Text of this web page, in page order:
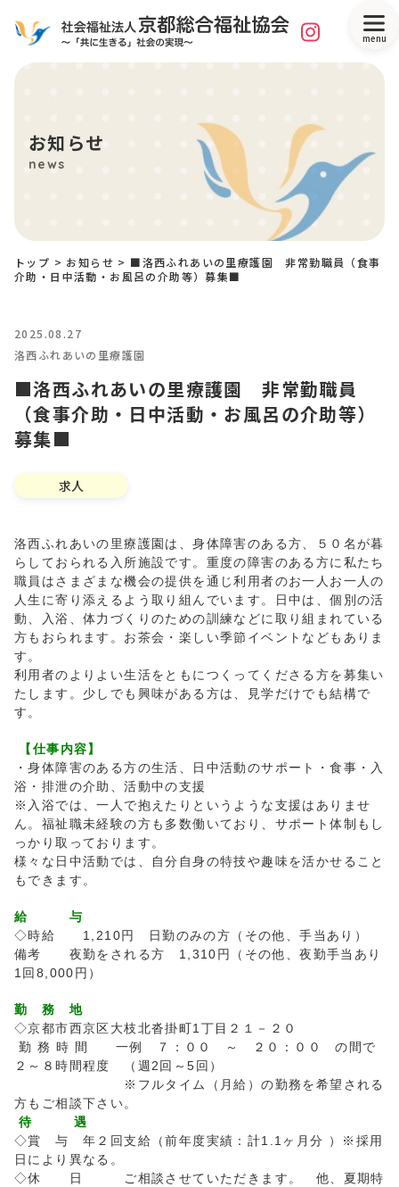
menu
お知らせ
news
トップ > お知らせ > ■洛西ふれあいの里療護園 非常勤職員（食事
介助・日中活動・お風呂の介助等）募集■
2025.08.27
洛西ふれあいの里療護園
■洛西ふれあいの里療護園 非常勤職員
（食事介助・日中活動・お風呂の介助等）
募集■
求人
洛西ふれあいの里療護園は、身体障害のある方、５０名が暮
らしておられる入所施設です。重度の障害のある方に私たち
職員はさまざまな機会の提供を通じ利用者のお一人お一人の
人生に寄り添えるよう取り組んでいます。日中は、個別の活
動、入浴、体力づくりのための訓練などに取り組まれている
方もおられます。お茶会・楽しい季節イベントなどもありま
す。
利用者のよりよい生活をともにつくってくださる方を募集い
たします。少しでも興味がある方は、見学だけでも結構で
す。
【仕事内容】
・身体障害のある方の生活、日中活動のサポート・食事・入
浴・排泄の介助、活動中の支援
※入浴では、一人で抱えたりというような支援はありませ
ん。福祉職未経験の方も多数働いており、サポート体制もし
っかり取っております。
様々な日中活動では、自分自身の特技や趣味を活かせること
もできます。
給 与
◇時給 1,210円 日勤のみの方（その他、手当あり）
備考 夜勤をされる方 1,310円（その他、夜勤手当あり
1回8,000円）
勤 務 地
◇京都市西京区大枝北沓掛町1丁目２１－２０
勤 務 時 間 一例 ７：００ ～ ２０：００ の間で
２～８時間程度 （週2回～5回）
※フルタイム（月給）の勤務を希望される
方もご相談下さい。
待 遇
◇賞 与 年２回支給（前年度実績：計1.1ヶ月分 ）※採用
日により異なる。
◇休 日 ご相談させていただきます。 他、夏期特